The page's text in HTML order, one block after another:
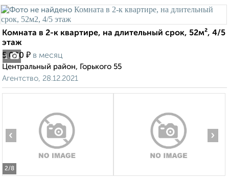
1
Комната в 2-к квартире, на длительный срок, 52м², 4/5
этаж
5 000 ₽ в месяц
Центральный район, Горького 55
Агентство, 28.12.2021
2/8
‹ ›